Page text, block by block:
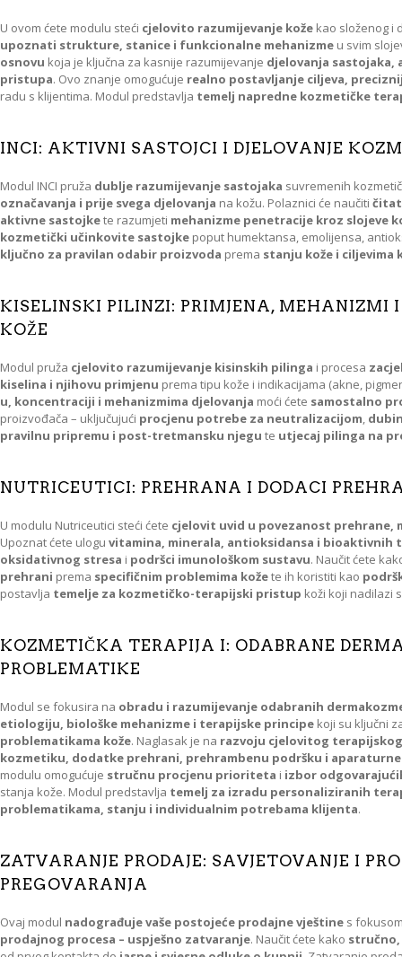
U ovom ćete modulu steći cjelovito razumijevanje kože kao složenog i
upoznati strukture, stanice i funkcionalne mehanizme u svim
osnovu koja je ključna za kasnije razumijevanje djelovanja
pristupa. Ovo znanje omogućuje realno postavljanje ciljeva,
radu s klijentima. Modul predstavlja temelj napredne kozmetičke
INCI: AKTIVNI SASTOJCI I DJELOVANJE
Modul INCI pruža dublje razumijevanje sastojaka suvremenih
označavanja i prije svega djelovanja na kožu. Polaznici će naučiti
aktivne sastojkete razumjeti mehanizme penetracije kroz slojeve
kozmetički učinkovite sastojke poput humektansa, emolijensa,
ključno za pravilan odabir proizvoda prema stanju kože i
KISELINSKI PILINZI: PRIMJENA, MEHANIZMI I
KOŽE
Modul pruža cjelovito razumijevanje kisinskih pilinga i procesa
kiselina i njihovu primjenu prema tipu kože i indikacijama (akne,
u, koncentraciji i mehanizmima djelovanja moći ćete samostalno
proizvođača – uključujući procjenu potrebe za neutralizacijom,
pravilnu pripremu i post-tretmansku njegu te utjecaj pilinga na
NUTRICEUTICI: PREHRANA I DODACI
U modulu Nutriceutici steći ćete cjelovit uvid u povezanost
Upoznat ćete ulogu vitamina, minerala, antioksidansa i bioaktivnih
oksidativnog stresa i podršci imunološkom sustavu. Naučit ćete
prehrani prema specifičnim problemima kožete ih koristiti kao
postavlja temelje za kozmetičko-terapijski pristup koži koji nadilazi
KOZMETIČKA TERAPIJA I: ODABRANE
PROBLEMATIKE
Modul se fokusira na obradu i razumijevanje odabranih
etiologiju, biološke mehanizme i terapijske principe koji su ključni
problematikama kože. Naglasak je na razvoju cjelovitog
kozmetiku, dodatke prehrani, prehrambenu podršku i
modulu omogućuje stručnu procjenu prioriteta i izbor
stanja kože. Modul predstavlja temelj za izradu personaliziranih
problematikama, stanju i individualnim potrebama klijenta.
ZATVARANJE PRODAJE: SAVJETOVANJE I
PREGOVARANJA
Ovaj modul nadograđuje vaše postojeće prodajne vještine s
prodajnog procesa – uspješno zatvaranje. Naučit ćete kako